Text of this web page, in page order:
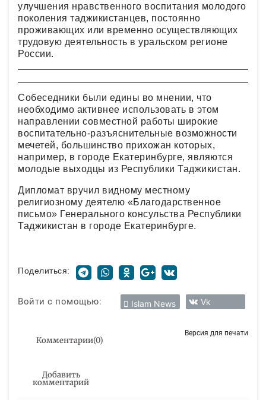
улучшения нравственного воспитания молодого
поколения таджикистанцев, постоянно
проживающих или временно осуществляющих
трудовую деятельность в уральском регионе
России.
Собеседники были едины во мнении, что
необходимо активнее использовать в этом
направлении совместной работы широкие
воспитательно-разъяснительные возможности
мечетей, большинство прихожан которых,
например, в городе Екатеринбурге, являются
молодые выходцы из Республики Таджикистан.
Дипломат вручил видному местному
религиозному деятелю «Благодарственное
письмо» Генерального консульства Республики
Таджикистан в городе Екатеринбурге.
Поделиться:
Войти с помощью: Islam News Vk
Комментарии(0)
Версия для печати
Добавить
комментарий